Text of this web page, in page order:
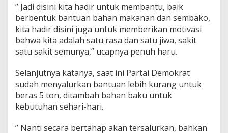
” Jadi disini kita hadir untuk membantu, baik
berbentuk bantuan bahan makanan dan sembako,
kita hadir disini juga untuk memberikan motivasi
bahwa kita adalah satu rasa dan satu jiwa, sakit
satu sakit semunya,” ucapnya penuh haru.
Selanjutnya katanya, saat ini Partai Demokrat
sudah menyalurkan bantuan lebih kurang untuk
beras 5 ton, ditambah bahan baku untuk
kebutuhan sehari-hari.
” Nanti secara bertahap akan tersalurkan, bahkan